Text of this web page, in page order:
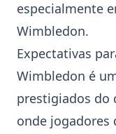
especialmente
Wimbledon.
Expectativas
Wimbledon é
prestigiados do
onde jogadores